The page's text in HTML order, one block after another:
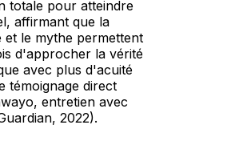
totale pour atteindre
affirmant que la
et le mythe permettent
d'approcher la vérité
avec plus d'acuité
témoignage direct
entretien avec
2022).